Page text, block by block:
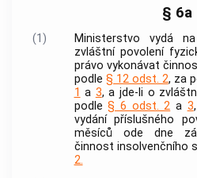
§ 6a
(1)
Ministerstvo vydá
zvláštní povolení
právo vykonávat
podle § 12 odst. 2, za
1 a 3, a jde-li o
podle§ 6 odst. 2 a 3
vydání příslušného
měsíců ode dne
činnost insolvenčního
2.